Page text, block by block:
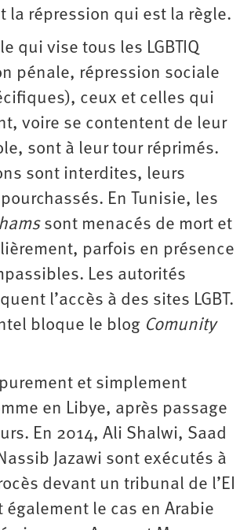
la répression qui est la règle.
qui vise tous les LGBTIQ
pénale, répression sociale
ceux et celles qui
voire se contentent de leur
sont à leur tour réprimés.
sont interdites, leurs
En Tunisie, les
sont menacés de mort et
parfois en présence
Les autorités
l’accès à des sites LGBT.
bloque le blog Comunity
et simplement
en Libye, après passage
En 2014, Ali Shalwi, Saad
Jazawi sont exécutés à
devant un tribunal de l’EI
également le cas en Arabie